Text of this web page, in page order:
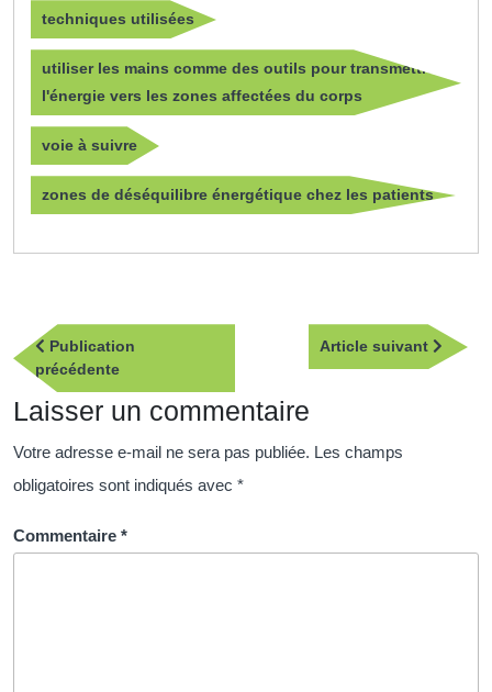
techniques utilisées
utiliser les mains comme des outils pour transmettre
l'énergie vers les zones affectées du corps
voie à suivre
zones de déséquilibre énergétique chez les patients
Navigation
de
l’article
Publication
précédentePublication
précédente
Article suivant
Article
Laisser un commentaire
Votre adresse e-mail ne sera pas publiée. Les champs
obligatoires sont indiqués avec *
Commentaire *